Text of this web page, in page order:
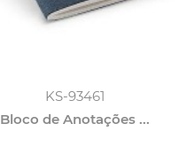
KS-93461
Bloco de Anotações ...